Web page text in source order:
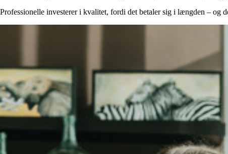
Professionelle investerer i kvalitet, fordi det betaler sig i længden – og